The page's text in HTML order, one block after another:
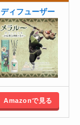
ディフューザー
Amazonで見る